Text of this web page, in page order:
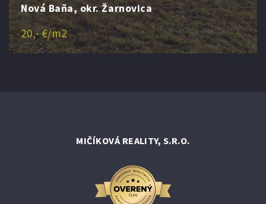
Nová Baňa, okr. Žarnovica
20,- €/m2
MIČÍKOVÁ REALITY, S.R.O.